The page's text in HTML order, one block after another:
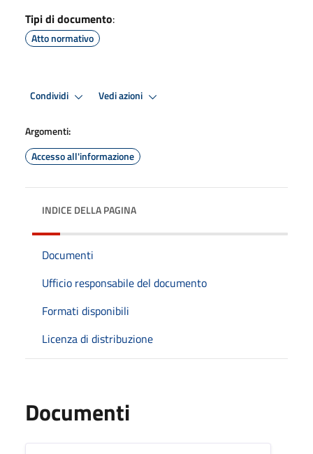
Tipi di documento:
Atto normativo
Condividi Vedi azioni
Argomenti:
Accesso all'informazione
INDICE DELLA PAGINA
Documenti
Ufficio responsabile del documento
Formati disponibili
Licenza di distribuzione
Documenti